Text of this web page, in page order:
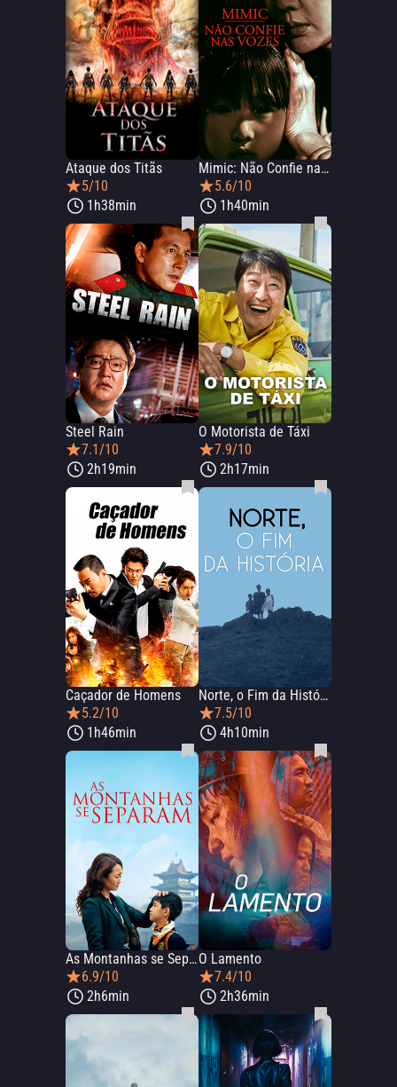
Ataque dos Titãs
5/10
1h38min
Mimic: Não Confie nas Vozes
5.6/10
1h40min
Steel Rain
7.1/10
2h19min
O Motorista de Táxi
7.9/10
2h17min
Caçador de Homens
5.2/10
1h46min
Norte, o Fim da História
7.5/10
4h10min
As Montanhas se Separam
6.9/10
2h6min
O Lamento
7.4/10
2h36min